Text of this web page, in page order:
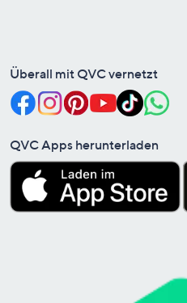
Überall mit QVC vernetzt
QVC Apps herunterladen